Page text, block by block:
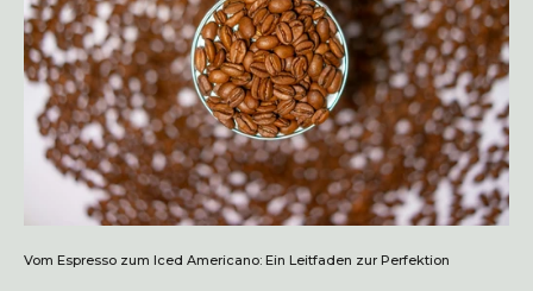
Vom Espresso zum Iced Americano: Ein Leitfaden zur Perfektion